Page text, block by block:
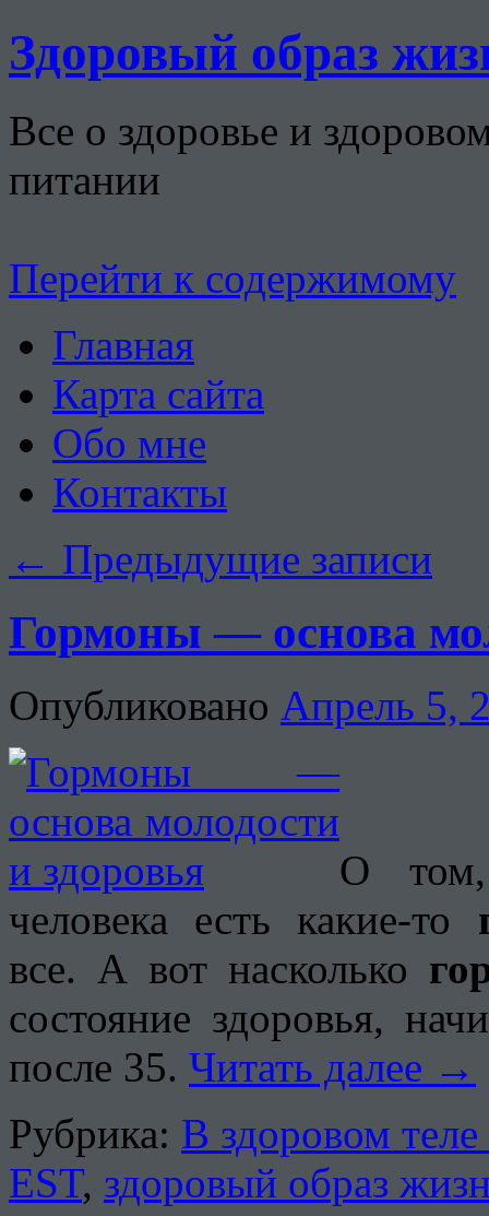
Здоровый образ
Все о здоровье и
питании
Перейти к содержимому
Главная
Карта сайта
Обо мне
Контакты
← Предыдущие записи
Гормоны — основа
Опубликовано Апрель 5,
О том,
человека есть какие-то
все. А вот насколько
состояние здоровья,
после 35. Читать далее →
Рубрика: В здоровом
EST, здоровый образ